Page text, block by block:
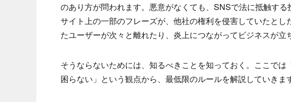
のあり方が問われます。悪意がなくても、SNSで法に抵触す
サイト上の一部のフレーズが、他社の権利を侵害していたと
たユーザーが次々と離れたり、炎上につながってビジネスが立
そうならないためには、知るべきことを知っておく。ここで
困らない」という観点から、最低限のルールを解説していきま